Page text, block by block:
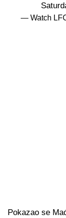
— Watch
Pokazao se